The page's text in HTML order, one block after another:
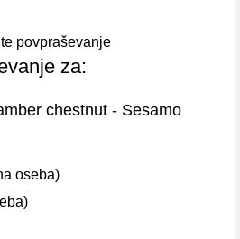
povpraševanje
za:
chestnut - Sesamo
oseba)